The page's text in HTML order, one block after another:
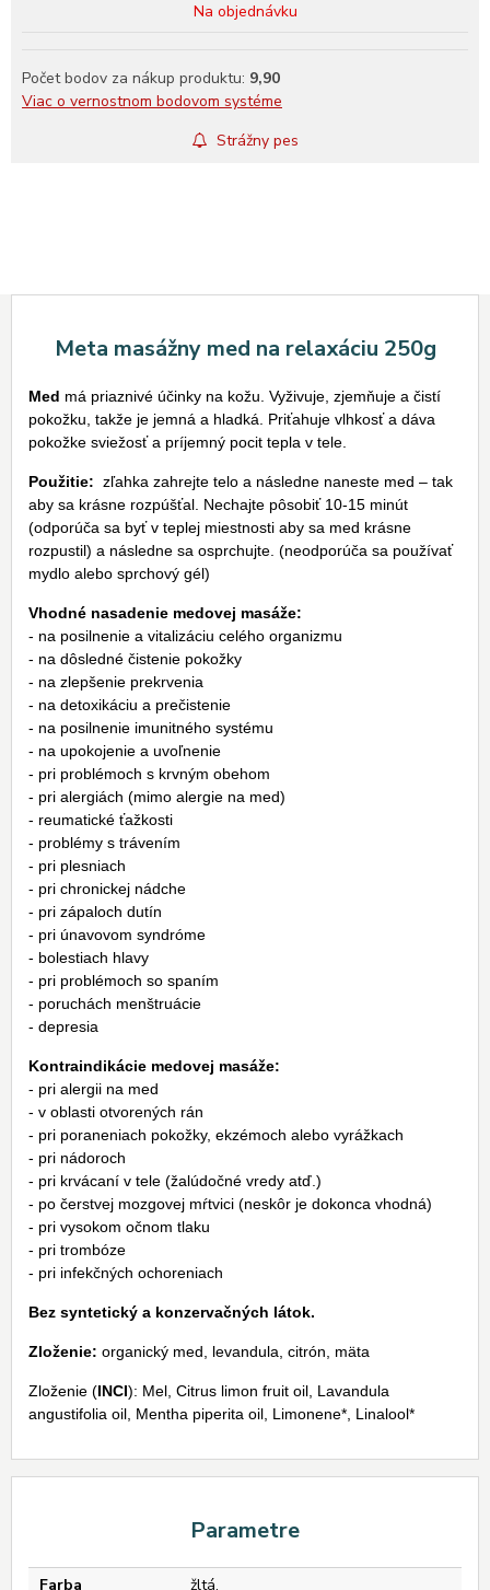
Na objednávku
Počet bodov za nákup produktu: 9,90
Viac o vernostnom bodovom systéme
Strážny pes
Meta masážny med na relaxáciu 250g
Med má priaznivé účinky na kožu. Vyživuje, zjemňuje a čistí
pokožku, takže je jemná a hladká. Priťahuje vlhkosť a dáva
pokožke sviežosť a príjemný pocit tepla v tele.
Použitie: zľahka zahrejte telo a následne naneste med – tak
aby sa krásne rozpúšťal. Nechajte pôsobiť 10-15 minút
(odporúča sa byť v teplej miestnosti aby sa med krásne
rozpustil) a následne sa osprchujte. (neodporúča sa používať
mydlo alebo sprchový gél)
Vhodné nasadenie medovej masáže:
- na posilnenie a vitalizáciu celého organizmu
- na dôsledné čistenie pokožky
- na zlepšenie prekrvenia
- na detoxikáciu a prečistenie
- na posilnenie imunitného systému
- na upokojenie a uvoľnenie
- pri problémoch s krvným obehom
- pri alergiách (mimo alergie na med)
- reumatické ťažkosti
- problémy s trávením
- pri plesniach
- pri chronickej nádche
- pri zápaloch dutín
- pri únavovom syndróme
- bolestiach hlavy
- pri problémoch so spaním
- poruchách menštruácie
- depresia
Kontraindikácie medovej masáže:
- pri alergii na med
- v oblasti otvorených rán
- pri poraneniach pokožky, ekzémoch alebo vyrážkach
- pri nádoroch
- pri krvácaní v tele (žalúdočné vredy atď.)
- po čerstvej mozgovej mŕtvici (neskôr je dokonca vhodná)
- pri vysokom očnom tlaku
- pri trombóze
- pri infekčných ochoreniach
Bez syntetický a konzervačných látok.
Zloženie: organický med, levandula, citrón, mäta
Zloženie (INCI): Mel, Citrus limon fruit oil, Lavandula
angustifolia oil, Mentha piperita oil, Limonene*, Linalool*
Parametre
Farba
žltá.